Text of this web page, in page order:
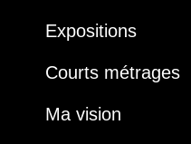
Expositions
Courts métrages
Ma vision